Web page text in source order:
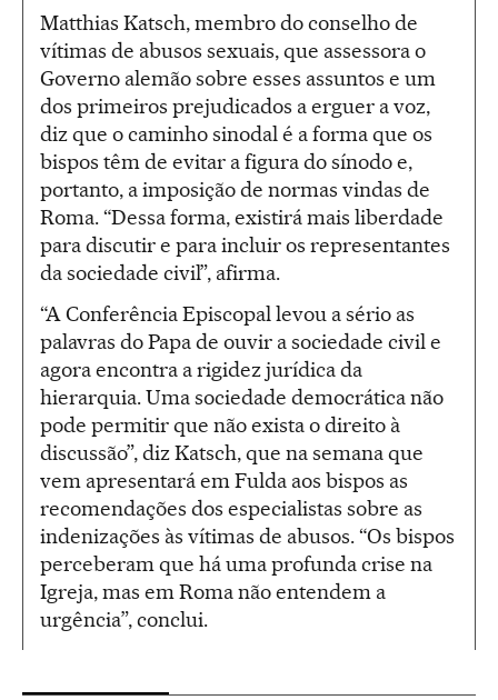
Matthias Katsch, membro do conselho de
vítimas de abusos sexuais, que assessora o
Governo alemão sobre esses assuntos e um
dos primeiros prejudicados a erguer a voz,
diz que o caminho sinodal é a forma que os
bispos têm de evitar a figura do sínodo e,
portanto, a imposição de normas vindas de
Roma. “Dessa forma, existirá mais liberdade
para discutir e para incluir os representantes
da sociedade civil”, afirma.
“A Conferência Episcopal levou a sério as
palavras do Papa de ouvir a sociedade civil e
agora encontra a rigidez jurídica da
hierarquia. Uma sociedade democrática não
pode permitir que não exista o direito à
discussão”, diz Katsch, que na semana que
vem apresentará em Fulda aos bispos as
recomendações dos especialistas sobre as
indenizações às vítimas de abusos. “Os bispos
perceberam que há uma profunda crise na
Igreja, mas em Roma não entendem a
urgência”, conclui.